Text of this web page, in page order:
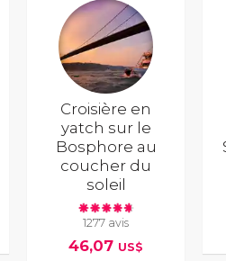
Croisière en
yatch sur le
Bosphore au
coucher du
soleil
1277 avis
46,07 US$